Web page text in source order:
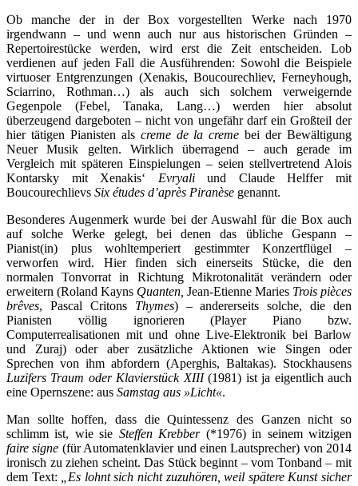
Ob manche der in der Box vorgestellten Werke nach 1970
irgendwann – und wenn auch nur aus historischen Gründen –
Repertoirestücke werden, wird erst die Zeit entscheiden. Lob
verdienen auf jeden Fall die Ausführenden: Sowohl die Beispiele
virtuoser Entgrenzungen (Xenakis, Boucourechliev, Ferneyhough,
Sciarrino, Rothman…) als auch sich solchem verweigernde
Gegenpole (Febel, Tanaka, Lang…) werden hier absolut
überzeugend dargeboten – nicht von ungefähr darf ein Großteil der
hier tätigen Pianisten als creme de la creme bei der Bewältigung
Neuer Musik gelten. Wirklich überragend – auch gerade im
Vergleich mit späteren Einspielungen – seien stellvertretend Alois
Kontarsky mit Xenakis‘ Evryaliund Claude Helffer mit
Boucourechlievs Six études d’après Piranèse genannt.
Besonderes Augenmerk wurde bei der Auswahl für die Box auch
auf solche Werke gelegt, bei denen das übliche Gespann –
Pianist(in) plus wohltemperiert gestimmter Konzertflügel –
verworfen wird. Hier finden sich einerseits Stücke, die den
normalen Tonvorrat in Richtung Mikrotonalität verändern oder
erweitern (Roland Kayns Quanten, Jean-Etienne Maries Trois pièces
brêves, Pascal Critons Thymes) – andererseits solche, die den
Pianisten völlig ignorieren (Player Piano bzw.
Computerrealisationen mit und ohne Live-Elektronik bei Barlow
und Zuraj) oder aber zusätzliche Aktionen wie Singen oder
Sprechen von ihm abfordern (Aperghis, Baltakas). Stockhausens
Luzifers Traum oder Klavierstück XIII(1981) ist ja eigentlich auch
eine Opernszene: aus Samstag aus »Licht«.
Man sollte hoffen, dass die Quintessenz des Ganzen nicht so
schlimm ist, wie sie Steffen Krebber(*1976) in seinem witzigen
faire signe (für Automatenklavier und einen Lautsprecher) von 2014
ironisch zu ziehen scheint. Das Stück beginnt – vom Tonband – mit
dem Text:
„Es lohnt sich nicht zuzuhören, weil spätere Kunst sicher